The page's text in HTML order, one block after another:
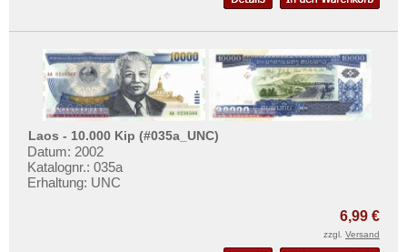
Laos - 10.000 Kip (#035a_UNC)
Datum: 2002
Katalognr.: 035a
Erhaltung: UNC
6,99 €
zzgl. Versand